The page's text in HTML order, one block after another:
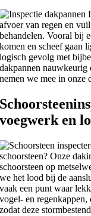
afvoer van regen en
behandelen. Vooral bij
komen en scheef gaan
logisch gevolg met
dakpannen nauwkeurig
nemen we mee in onze
voegwerk en
schoorsteen? Onze
schoorsteen op
we het lood bij de
vaak een punt waar
vogel- en
zodat deze